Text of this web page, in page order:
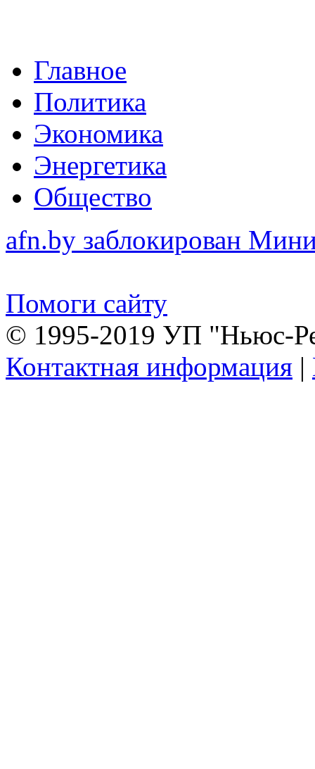
Главное
Политика
Экономика
Энергетика
Общество
afn.by заблокирован
Помоги сайту
© 1995-2019 УП "Ньюс-
Контактная информация |